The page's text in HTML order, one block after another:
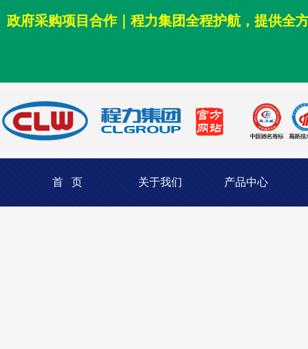
政府采购项目合作｜程力集团全程护航，提供全
首 页 关于我们 产品中心